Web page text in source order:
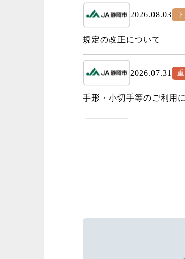
2026.08.03
規定の改正について
2026.07.31
手形・小切手等のご利用